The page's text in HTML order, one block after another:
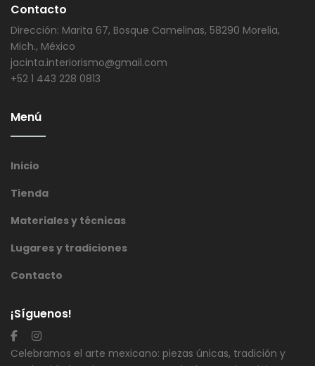
Contacto
Dirección: Marita 67, Bosque Camelinas, 58290 Morelia,
Mich., México
jacinta.interiorismo@gmail.com
+52 1 443 228 0813
Menú
Inicio
Tienda
Materiales y técnicas
Lugares y tradiciones
Contacto
¡Síguenos!
Celebramos el arte mexicano: piezas únicas, tradición y